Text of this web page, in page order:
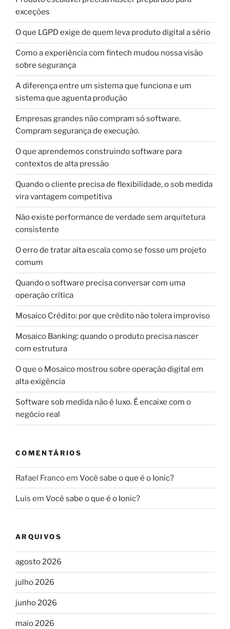
exceções
O que LGPD exige de quem leva produto digital a sério
Como a experiência com fintech mudou nossa visão
sobre segurança
A diferença entre um sistema que funciona e um
sistema que aguenta produção
Empresas grandes não compram só software.
Compram segurança de execução.
O que aprendemos construindo software para
contextos de alta pressão
Quando o cliente precisa de flexibilidade, o sob medida
vira vantagem competitiva
Não existe performance de verdade sem arquitetura
consistente
O erro de tratar alta escala como se fosse um projeto
comum
Quando o software precisa conversar com uma
operação crítica
Mosaico Crédito: por que crédito não tolera improviso
Mosaico Banking: quando o produto precisa nascer
com estrutura
O que o Mosaico mostrou sobre operação digital em
alta exigência
Software sob medida não é luxo. É encaixe com o
negócio real
COMENTÁRIOS
Rafael Francoem Você sabe o que é o Ionic?
Luis em Você sabe o que é o Ionic?
ARQUIVOS
agosto 2026
julho 2026
junho 2026
maio 2026